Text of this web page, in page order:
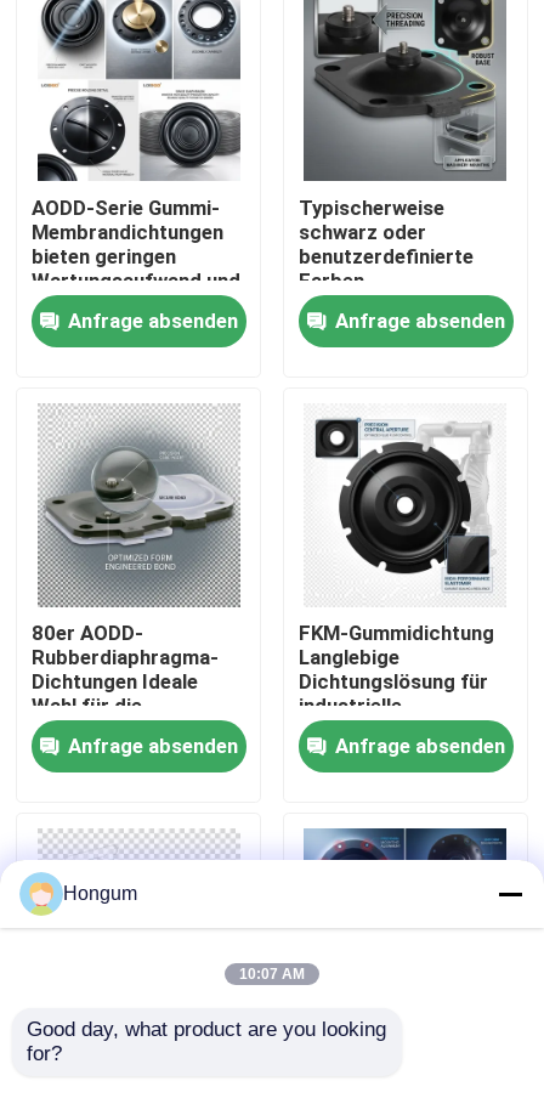
Produkte
Über uns
Werksbesichtigung
Qualitätskontrolle
Neuigkeiten
Rechtssachen
Bitte um ein Angebot
AODD-Serie Gummi-
Membrandichtungen
bieten geringen
Wartungsaufwand und
gleichbleibende
Toleranzen von ±0,02
mm für
Anfrage absenden
Typischerweise
schwarz oder
benutzerdefinierte
Farben
Membranbarriere
Temperatur
entsprechend dem
geeignet für raue
Umgebungen
Anfrage absenden
80er AODD-
Rubberdiaphragma-
Dichtungen Ideale
Wahl für die
Aufrechterhaltung der
Druckintegrität in
pneumatischen und
Systemen
Anfrage absenden
FKM-Gummidichtung
Langlebige
Dichtungslösung für
industrielle
Anwendungen,
beständig gegen
Chemikalien und
Temperaturen
Anfrage absenden
Chemische
Hongum
10:07 AM
Good day, what product are you looking
for?